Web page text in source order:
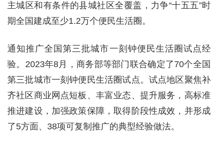
主城区和有条件的县城社区全覆盖，力争“十五五”时
期全国建成至少1.2万个便民生活圈。
通知推广全国第三批城市一刻钟便民生活圈试点经
验。2023年8月，商务部等部门联合确定了70个全国
第三批城市一刻钟便民生活圈试点。试点地区聚焦补
齐社区商业网点短板、丰富业态、提升服务，高标准
推进建设，加强政策保障，取得阶段性成效，并形成
了5方面、38项可复制推广的典型经验做法。